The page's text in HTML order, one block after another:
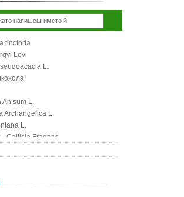
tinctoria
Levl
L.
Anisum L.
Archangelica L.
L.
- Callisia Fragans
calamus L.